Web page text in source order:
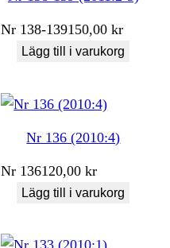
Nr 138-139150,00kr
Lägg till i varukorg
Nr 136 (2010:4)
Nr 136120,00kr
Lägg till i varukorg